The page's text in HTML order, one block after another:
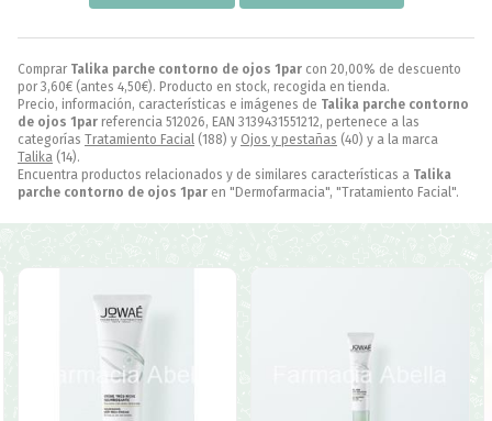
Comprar Talika parche contorno de ojos 1par con 20,00% de descuento
por 3,60€ (antes 4,50€). Producto en stock, recogida en tienda.
Precio, información, características e imágenes de Talika parche contorno
de ojos 1par referencia 512026, EAN 3139431551212, pertenece a las
categorías Tratamiento Facial (188) y Ojos y pestañas (40) y a la marca
Talika (14).
Encuentra productos relacionados y de similares características a Talika
parche contorno de ojos 1par en "Dermofarmacia", "Tratamiento Facial".